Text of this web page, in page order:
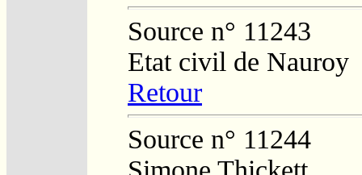
Source n° 11243
Etat civil de Nauroy
Retour
Source n° 11244